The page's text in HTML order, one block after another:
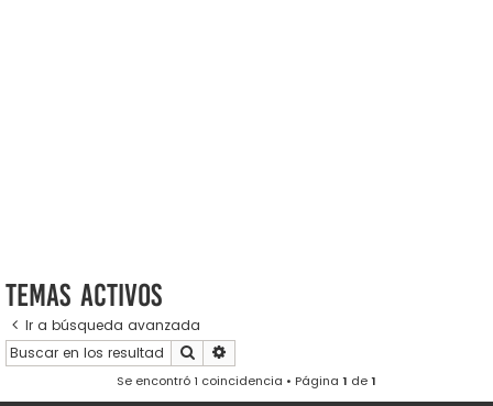
Temas activos
Ir a búsqueda avanzada
Buscar
Se encontró 1 coincidencia • Página 1 de1